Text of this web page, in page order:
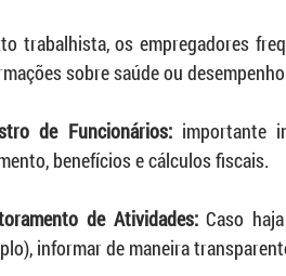
trabalhista, os empregadores
sobre saúde ou
de Funcionários: importante
benefícios e cálculos fiscais.
de Atividades: Caso
informar de maneira